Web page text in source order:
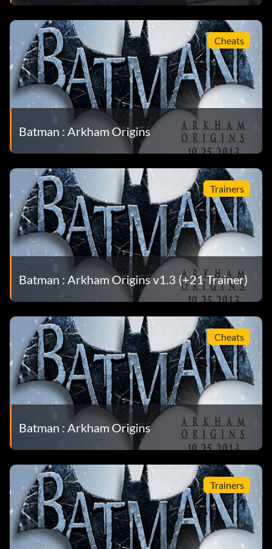
Cheats
Batman : Arkham Origins
Trainers
Batman : Arkham Origins v1.3 (+21 Trainer)
Cheats
Batman : Arkham Origins
Trainers